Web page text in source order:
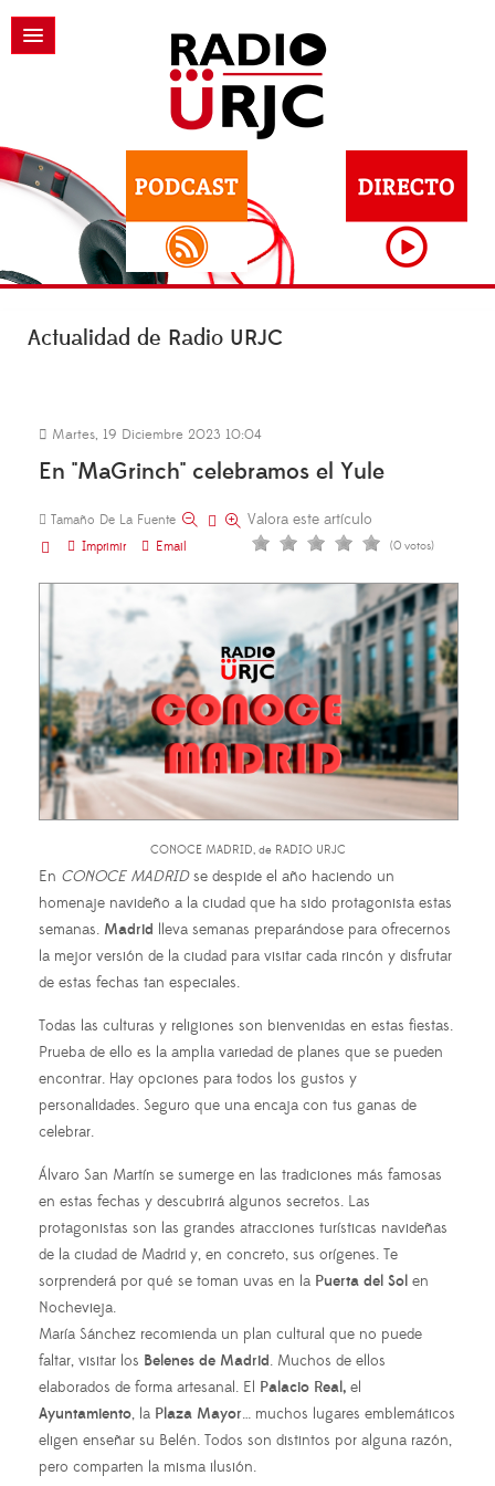
Actualidad de Radio URJC
Martes, 19 Diciembre 2023 10:04
En "MaGrinch" celebramos el Yule
Tamaño De La Fuente
Imprimir
Email
Valora este artículo
(0 votos)
CONOCE MADRID, de RADIO URJC
En CONOCE MADRIDse despide el año haciendo un
homenaje navideño a la ciudad que ha sido protagonista estas
semanas. Madrid lleva semanas preparándose para ofrecernos
la mejor versión de la ciudad para visitar cada rincón y disfrutar
de estas fechas tan especiales.
Todas las culturas y religiones son bienvenidas en estas fiestas.
Prueba de ello es la amplia variedad de planes que se pueden
encontrar. Hay opciones para todos los gustos y
personalidades. Seguro que una encaja con tus ganas de
celebrar.
Álvaro San Martín se sumerge en las tradiciones más famosas
en estas fechas y descubrirá algunos secretos. Las
protagonistas son las grandes atracciones turísticas navideñas
de la ciudad de Madrid y, en concreto, sus orígenes. Te
sorprenderá por qué se toman uvas en la Puerta del Sol en
Nochevieja.
María Sánchez recomienda un plan cultural que no puede
faltar, visitar los Belenes de Madrid. Muchos de ellos
elaborados de forma artesanal. El Palacio Real, el
Ayuntamiento, la Plaza Mayor… muchos lugares emblemáticos
eligen enseñar su Belén. Todos son distintos por alguna razón,
pero comparten la misma ilusión.